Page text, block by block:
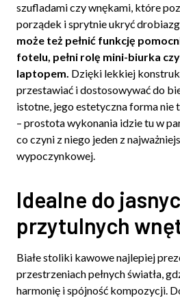
szufladami czy wnękami, które
porządek i sprytnie ukryć
może też pełnić funkcję
fotelu, pełni rolę mini-biurka
laptopem. Dzięki lekkiej
przestawiać i dostosowywać do
istotne, jego estetyczna forma nie
– prostota wykonania idzie tu w
co czyni z niego jeden z
wypoczynkowej.
Idealne do
przytulnych
Białe stoliki kawowe najlepiej
przestrzeniach pełnych światła,
harmonię i spójność kompozycji.